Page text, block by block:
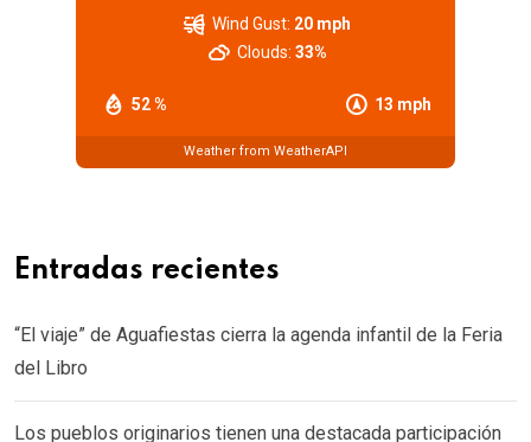
52 % 13 mph
Wind Gust: 20 mph
Clouds: 33%
Weather from WeatherAPI
Entradas recientes
“El viaje” de Aguafiestas cierra la agenda infantil de la Feria
del Libro
Los pueblos originarios tienen una destacada participación